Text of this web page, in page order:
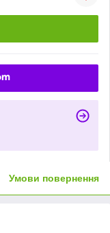
Умови повернення